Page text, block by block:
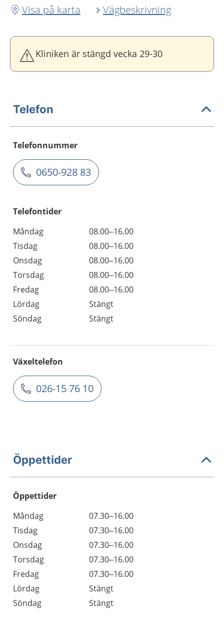
Visa på karta
Vägbeskrivning
Kliniken är stängd vecka 29-30
Telefon
Telefonnummer
0650-928 83
Telefontider
Måndag
08.00–16.00
Tisdag
08.00–16.00
Onsdag
08.00–16.00
Torsdag
08.00–16.00
Fredag
08.00–16.00
Lördag
Stängt
Söndag
Stängt
Växeltelefon
026-15 76 10
Öppettider
Öppettider
Dag
Öppettider
Kommentarer
Måndag
07.30–16.00
Tisdag
07.30–16.00
Onsdag
07.30–16.00
Torsdag
07.30–16.00
Fredag
07.30–16.00
Lördag
Stängt
Söndag
Stängt